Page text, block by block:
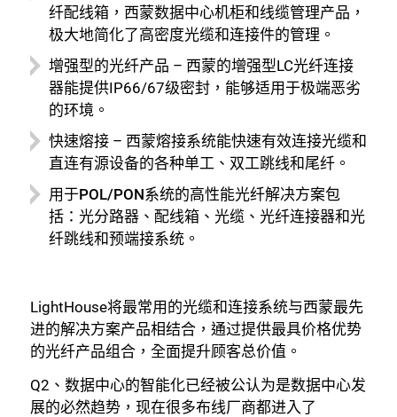
纤配线箱，西蒙数据中心机柜和线缆管理产品，
极大地简化了高密度光缆和连接件的管理。
增强型的光纤产品 – 西蒙的增强型LC光纤连接
器能提供IP66/67级密封，能够适用于极端恶劣
的环境。
快速熔接 – 西蒙熔接系统能快速有效连接光缆和
直连有源设备的各种单工、双工跳线和尾纤。
用于POL/PON系统的高性能光纤解决方案包
括：光分路器、配线箱、光缆、光纤连接器和光
纤跳线和预端接系统。
LightHouse将最常用的光缆和连接系统与西蒙最先
进的解决方案产品相结合，通过提供最具价格优势
的光纤产品组合，全面提升顾客总价值。
Q2、数据中心的智能化已经被公认为是数据中心发
展的必然趋势，现在很多布线厂商都进入了